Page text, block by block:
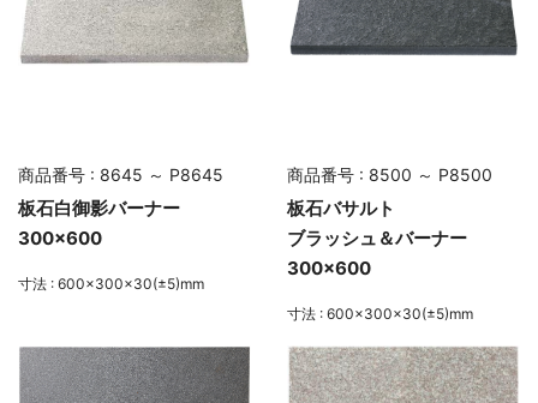
商品番号 : 8645 ～ P8645
板石白御影バーナー
300×600
寸法 : 600×300×30(±5)mm
商品番号 : 8500 ～ P8500
板石バサルト
ブラッシュ＆バーナー
300×600
寸法 : 600×300×30(±5)mm